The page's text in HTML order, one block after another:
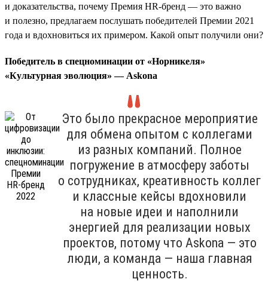
и доказательства, почему Премия HR-бренд — это важно
и полезно, предлагаем послушать победителей Премии 2021
года и вдохновиться их примером. Какой опыт получили они?
Победитель в спецноминации от «Норникеля»
«Культурная эволюция» — Askona
Это было прекрасное мероприятие
для обмена опытом с коллегами
из разных компаний. Полное
погружение в атмосферу заботы
о сотрудниках, креативность коллег
и классные кейсы вдохновили
на новые идеи и наполнили
энергией для реализации новых
проектов, потому что Askona — это
люди, а команда — наша главная
ценность.